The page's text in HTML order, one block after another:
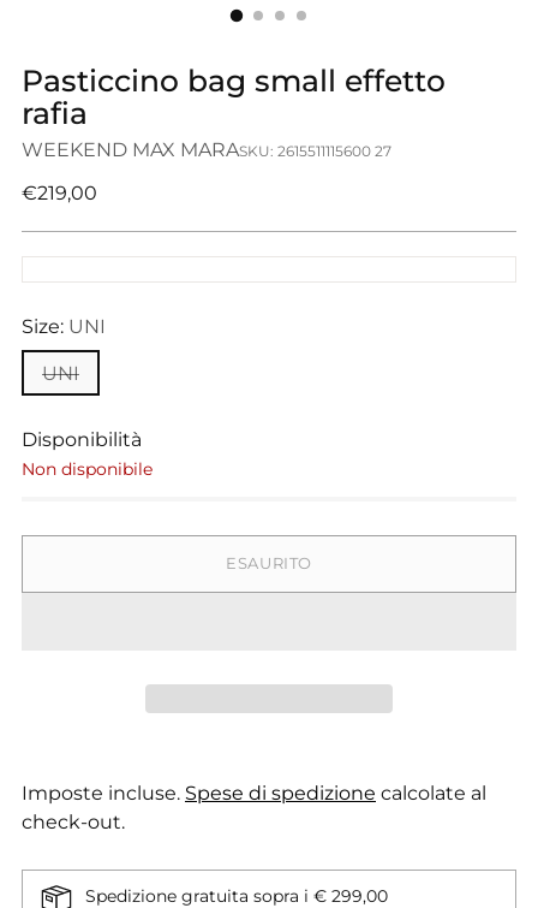
Pasticcino bag small effetto
rafia
WEEKEND MAX MARASKU: 2615511115600 27
Prezzo
€219,00
Size: UNI
UNI
Disponibilità
Non disponibile
ESAURITO
Imposte incluse. Spese di spedizione calcolate al
check-out.
Spedizione gratuita sopra i € 299,00